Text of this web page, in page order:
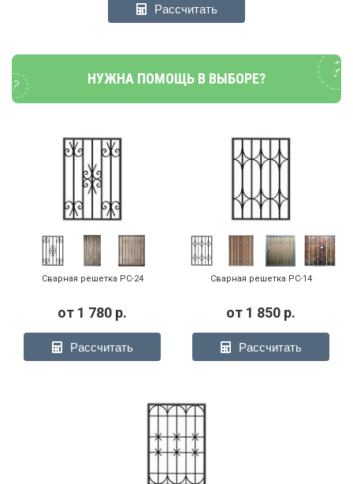
Рассчитать
НУЖНА ПОМОЩЬ В ВЫБОРЕ?
Сварная решетка РС-24
от 1 780 р.
Рассчитать
Сварная решетка РС-14
от 1 850 р.
Рассчитать